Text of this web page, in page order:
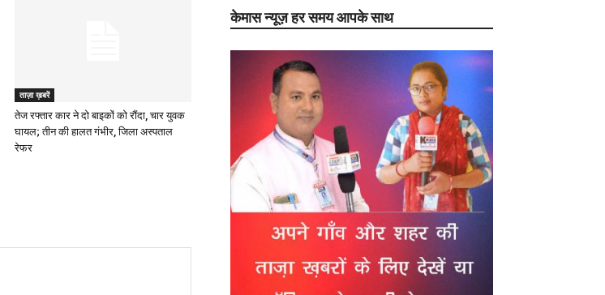
ताज़ा ख़बरें
तेज रफ्तार कार ने दो बाइकों को रौंदा, चार युवक
घायल; तीन की हालत गंभीर, जिला अस्पताल
रेफर
केमास न्यूज़ हर समय आपके साथ